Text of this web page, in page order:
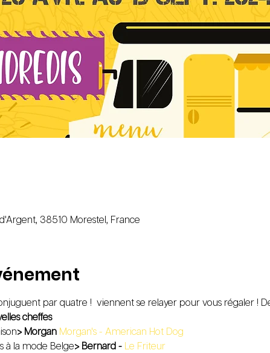
38510 Morestel, France
par quatre ! viennent se relayer pour vous régaler !
cheffes
> Morgan Morgan's - American Hot Dog
à la mode Belge> Bernard - Le Friteur